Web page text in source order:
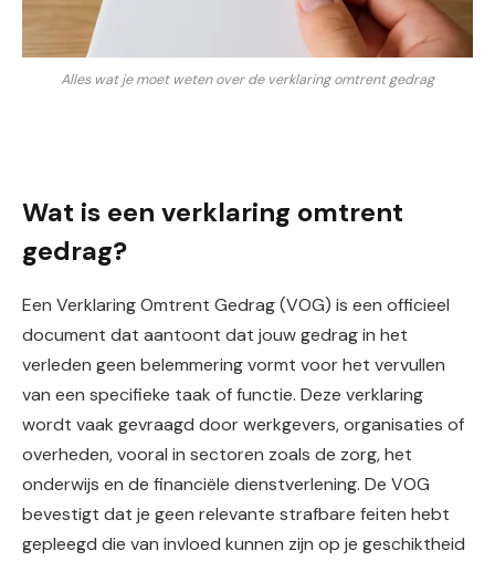
Alles wat je moet weten over de verklaring omtrent gedrag
Wat is een verklaring omtrent
gedrag?
Een Verklaring Omtrent Gedrag (VOG) is een officieel
document dat aantoont dat jouw gedrag in het
verleden geen belemmering vormt voor het vervullen
van een specifieke taak of functie. Deze verklaring
wordt vaak gevraagd door werkgevers, organisaties of
overheden, vooral in sectoren zoals de zorg, het
onderwijs en de financiële dienstverlening. De VOG
bevestigt dat je geen relevante strafbare feiten hebt
gepleegd die van invloed kunnen zijn op je geschiktheid